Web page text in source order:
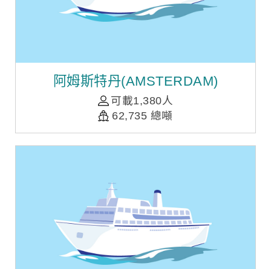
阿姆斯特丹(AMSTERDAM)
可載1,380人
62,735 總噸